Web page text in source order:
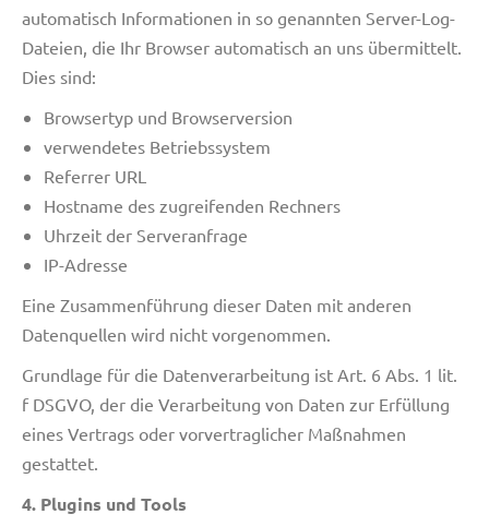
automatisch Informationen in so genannten Server-Log-
Dateien, die Ihr Browser automatisch an uns übermittelt.
Dies sind:
Browsertyp und Browserversion
verwendetes Betriebssystem
Referrer URL
Hostname des zugreifenden Rechners
Uhrzeit der Serveranfrage
IP-Adresse
Eine Zusammenführung dieser Daten mit anderen
Datenquellen wird nicht vorgenommen.
Grundlage für die Datenverarbeitung ist Art. 6 Abs. 1 lit.
f DSGVO, der die Verarbeitung von Daten zur Erfüllung
eines Vertrags oder vorvertraglicher Maßnahmen
gestattet.
4. Plugins und Tools